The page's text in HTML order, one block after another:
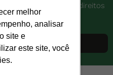
melhor
analisar
site e
este site, você
– Todos os direitos